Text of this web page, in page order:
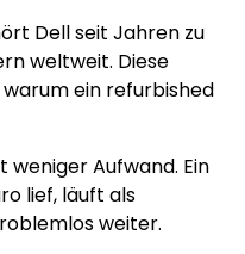
Dell seit Jahren zu
weltweit. Diese
ein refurbished
weniger Aufwand. Ein
lief, läuft als
weiter.